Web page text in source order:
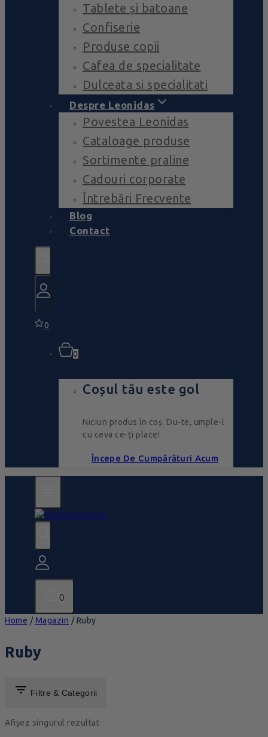
Tablete și batoane
Confiserie
Produse copii
Cafea de specialitate
Dulceata si specialitati
Despre Leonidas
Povestea Leonidas
Cataloage produse
Sortimente praline
Cadouri corporate
Întrebări Frecvente
Blog
Contact
0
0
Coșul tău este gol
Niciun produs în coș. Du-te, umple-l
cu ceva ce-ți place!
Începe De Cumpărături Acum
0
Home / Magazin / Ruby
Ruby
Filtre & Categorii
Afișez singurul rezultat